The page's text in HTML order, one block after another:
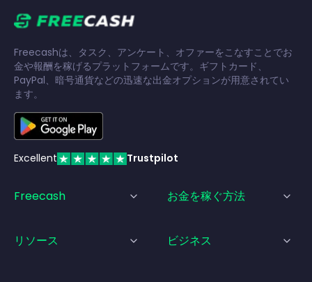
Freecashは、タスク、アンケート、オファーをこなすことでお
金や報酬を稼げるプラットフォームです。ギフトカード、
PayPal、暗号通貨などの迅速な出金オプションが用意されてい
ます。
Excellent Trustpilot
Freecash お金を稼ぐ方法
リソース ビジネス